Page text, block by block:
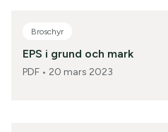
Broschyr
EPS i grund och mark
PDF • 20 mars 2023